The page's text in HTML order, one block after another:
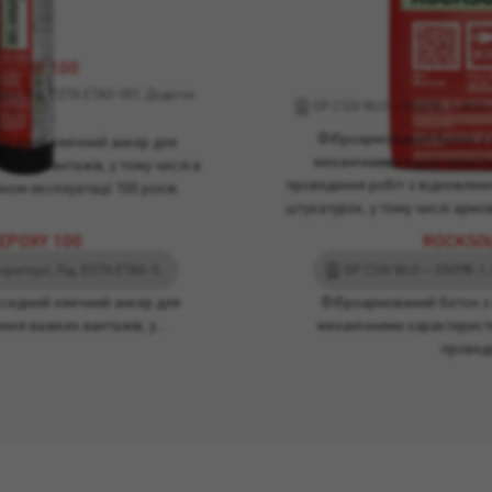
100
хімічний анкер для
важких вантажів, у…
100
Лід, EOTA ETAG-001, Додаток
хімічний анкер для
вантажів, у тому числі в
експлуатації 100 років.
Фіброармований бетон
механічними
Фіброармований бетон
механічними
проведення робіт з
штукатурок, у тому числі